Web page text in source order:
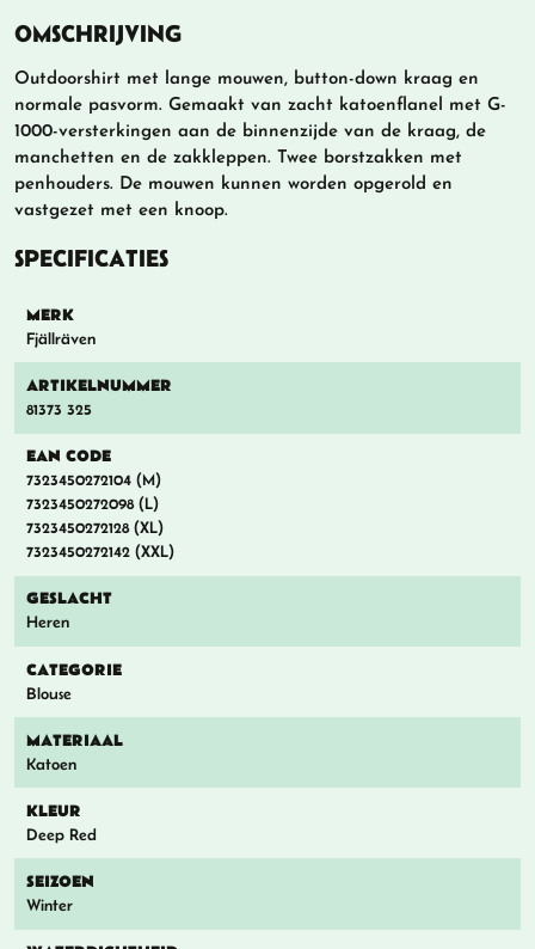
OMSCHRIJVING
Outdoorshirt met lange mouwen, button-down kraag en
normale pasvorm. Gemaakt van zacht katoenflanel met G-
1000-versterkingen aan de binnenzijde van de kraag, de
manchetten en de zakkleppen. Twee borstzakken met
penhouders. De mouwen kunnen worden opgerold en
vastgezet met een knoop.
SPECIFICATIES
MERK
Fjällräven
ARTIKELNUMMER
81373 325
EAN CODE
7323450272104 (M)
7323450272098 (L)
7323450272128 (XL)
7323450272142 (XXL)
GESLACHT
Heren
CATEGORIE
Blouse
MATERIAAL
Katoen
KLEUR
Deep Red
SEIZOEN
Winter